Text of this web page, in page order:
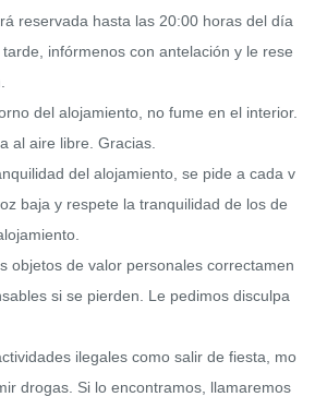
reservada hasta las 20:00 horas del día
infórmenos con antelación y le rese
del alojamiento, no fume en el interior.
al aire libre. Gracias.
del alojamiento, se pide a cada v
baja y respete la tranquilidad de los de
objetos de valor personales correctamen
si se pierden. Le pedimos disculpa
ilegales como salir de fiesta, mo
drogas. Si lo encontramos, llamaremos